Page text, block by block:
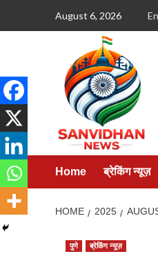
August 6, 2026
Home ब्रेकिंग न्यूज़
HOME 2025
पुणे ब्रेकिंग न्यूज़